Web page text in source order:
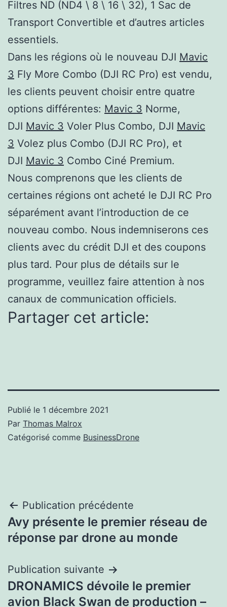
Filtres ND (ND4 \ 8 \ 16 \ 32), 1 Sac de
Transport Convertible et d’autres articles
essentiels.
Dans les régions où le nouveau DJI Mavic
3 Fly More Combo (DJI RC Pro) est vendu,
les clients peuvent choisir entre quatre
options différentes: Mavic 3 Norme,
DJI Mavic 3 Voler Plus Combo, DJI Mavic
3 Volez plus Combo (DJI RC Pro), et
DJI Mavic 3 Combo Ciné Premium.
Nous comprenons que les clients de
certaines régions ont acheté le DJI RC Pro
séparément avant l’introduction de ce
nouveau combo. Nous indemniserons ces
clients avec du crédit DJI et des coupons
plus tard. Pour plus de détails sur le
programme, veuillez faire attention à nos
canaux de communication officiels.
Partager cet article:
Publié le 1 décembre 2021
Par Thomas Malrox
Catégorisé comme BusinessDrone
Navigation
de
Publication précédente
Avy présente le premier réseau de
réponse par drone au monde
Publication suivante
DRONAMICS dévoile le premier
avion Black Swan de production –